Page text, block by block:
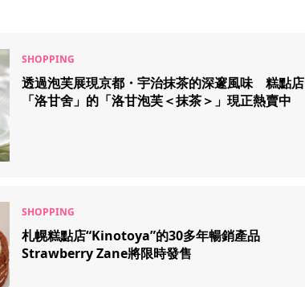
透過泡芙展現京都・宇治抹茶的深邃風味 糕點店
「洛甘舍」的「洛甘泡芙＜抹茶＞」現正熱賣中
札幌糕點店“Kinotoya”的30多年暢銷產品
Strawberry Zane將限時發售